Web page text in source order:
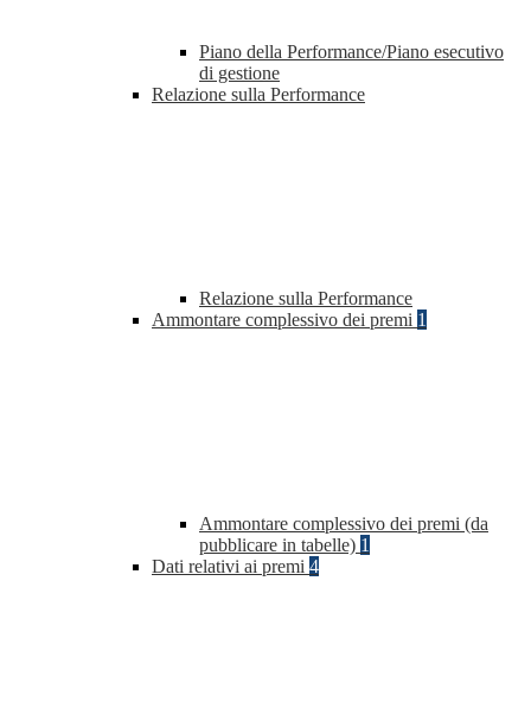
Piano della Performance/Piano esecutivo
di gestione
Relazione sulla Performance
Relazione sulla Performance
Ammontare complessivo dei premi 1
Ammontare complessivo dei premi (da
pubblicare in tabelle) 1
Dati relativi ai premi 4